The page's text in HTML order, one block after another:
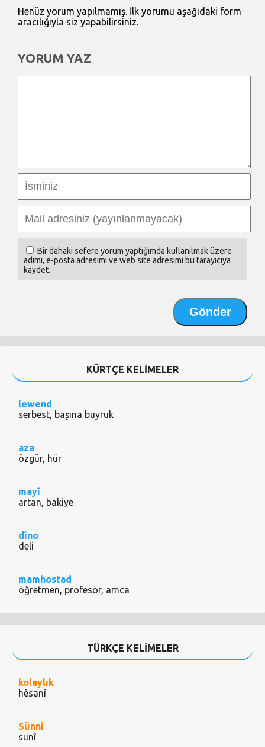
Henüz yorum yapılmamış. İlk yorumu aşağıdaki form
aracılığıyla siz yapabilirsiniz.
YORUM YAZ
Bir dahaki sefere yorum yaptığımda kullanılmak üzere
adımı, e-posta adresimi ve web site adresimi bu tarayıcıya
kaydet.
KÜRTÇE KELİMELER
lewend
serbest, başına buyruk
aza
özgür, hür
mayî
artan, bakiye
dîno
deli
mamhostad
öğretmen, profesör, amca
TÜRKÇE KELİMELER
kolaylık
hêsanî
Sünni
sunî